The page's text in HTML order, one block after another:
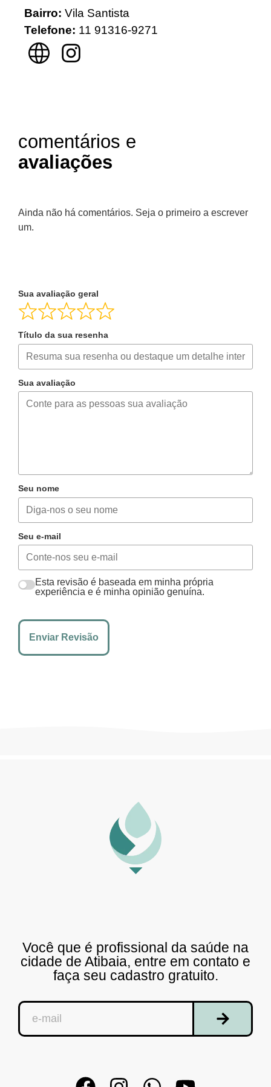
Bairro: Vila Santista
Telefone: 11 91316-9271
comentários e
avaliações
Ainda não há comentários. Seja o primeiro a escrever
um.
Sua avaliação geral
Título da sua resenha
Sua avaliação
Seu nome
Seu e-mail
Esta revisão é baseada em minha própria
experiência e é minha opinião genuína.
Enviar Revisão
Você que é profissional da saúde na
cidade de Atibaia, entre em contato e
faça seu cadastro gratuito.